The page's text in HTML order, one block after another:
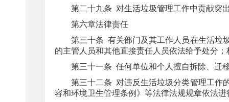
第二十九条 对生活垃圾管理工作中贡献突
第六章法律责任
第三十条有关部门及其工作人员在生活垃
的主管人员和其他直接责任人员依法给予处分
第三十一条 任何单位和个人擅自拆除、迁
第三十二条 对违反生活垃圾分类管理工作
容和环境卫生管理条例》等法律法规规章依法进